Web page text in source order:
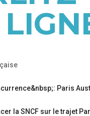
la SNCF sur le trajet